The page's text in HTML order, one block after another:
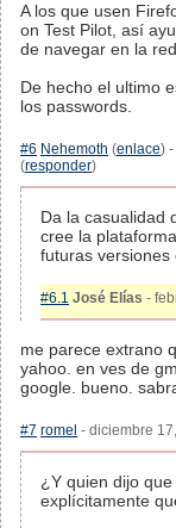
A los que usen
on Test Pilot, así
de navegar en la red.
De hecho el ultimo
los passwords.
#6 Nehemoth (enlace)
(responder)
Da la casualidad
cree la
futuras versiones
#6.1 José Elías -
me parece extrano
yahoo. en ves de
google. bueno.
#7 romel - diciembre
¿Y quien dijo
explícitamente